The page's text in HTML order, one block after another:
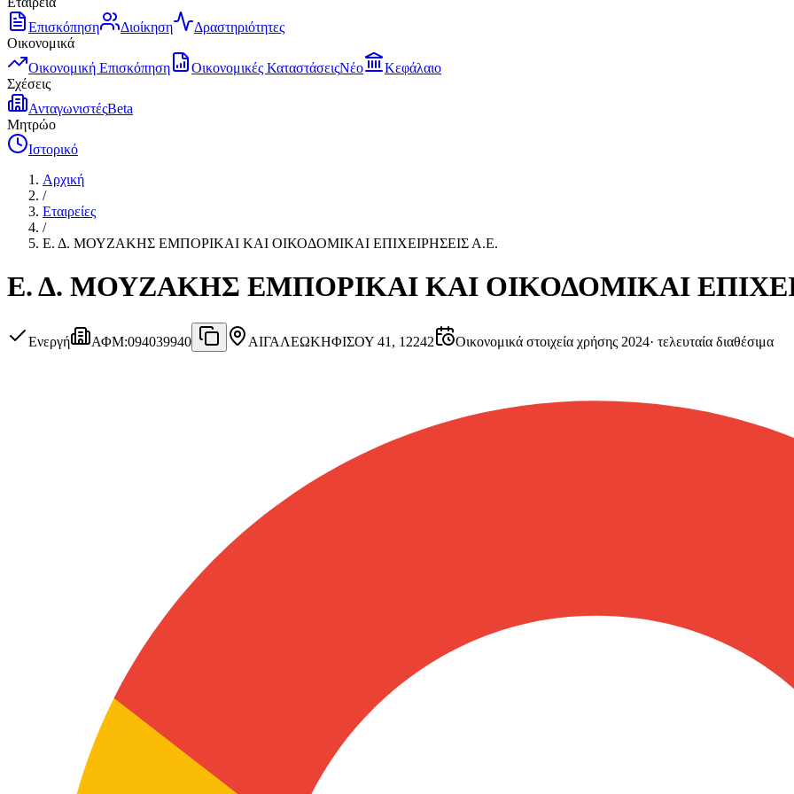
Επισκόπηση
Διοίκηση
Δραστηριότητες
Οικονομικά
Οικονομική Επισκόπηση
Οικονομικές ΚαταστάσειςΝέο
Κεφάλαιο
Σχέσεις
ΑνταγωνιστέςBeta
Μητρώο
Ιστορικό
Αρχική
/
Εταιρείες
/
Ε. Δ. ΜΟΥΖΑΚΗΣ ΕΜΠΟΡΙΚΑΙ ΚΑΙ ΟΙΚΟΔΟΜΙΚΑΙ ΕΠΙΧΕΙΡΗΣΕΙΣ Α.Ε.
Ε. Δ. ΜΟΥΖΑΚΗΣ ΕΜΠΟΡΙΚΑΙ ΚΑΙ ΟΙΚΟΔΟΜΙΚΑΙ
Ενεργή ΑΦΜ:094039940 ΑΙΓΑΛΕΩΚΗΦΙΣΟΥ 41, 12242 Οικονομικά στοιχεία χρήσης 2024· τελευταία διαθέσιμα